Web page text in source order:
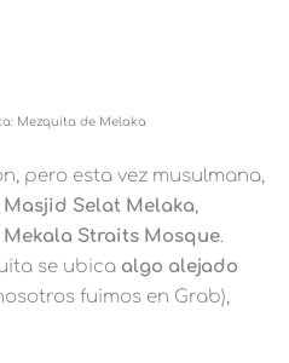
Mezquita de Melaka
pero esta vez musulmana,
Masjid Selat Melaka,
Mekala Straits Mosque.
se ubica algo alejado
fuimos en Grab),